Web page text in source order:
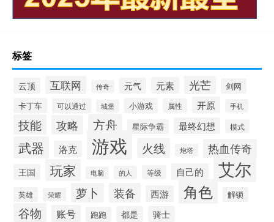
标签
云顶 互联网 传奇 元气 元素 光芒
剑网
卡丁车
可以通过 城堡 小游戏 属性 开原 手机
技能 攻略 方舟 星际争霸 最终幻想 模式
武器 洛克 游戏 火线 炮塔 热血传奇
王国 玩家 电脑 的人 等级 自己的 艾尔
英雄 荣耀 萝卜 装备 西游 角色 解锁
谷物 账号 跑跑 都是 骑士